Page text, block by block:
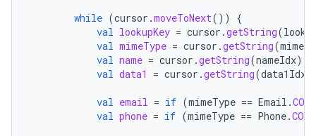
while (cursor .moveToNext())
{
val lookupKey = cursor .getString(
val mimeType = cursor .getString(
val name = cursor .getString(nameIdx)
val data1 = cursor .getString(data1Idx
val email = if (mimeType == Email .
val phone = if (mimeType == Phone.